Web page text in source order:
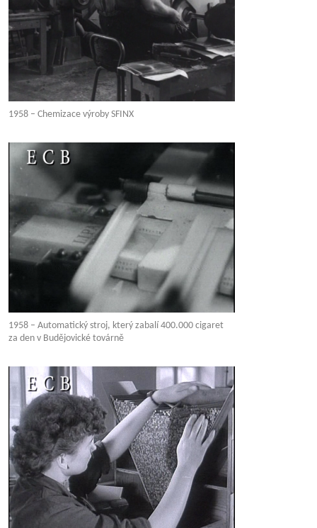
1958 – Chemizace výroby SFINX
1958 – Automatický stroj, který zabalí 400.000 cigaret
za den v Budějovické továrně